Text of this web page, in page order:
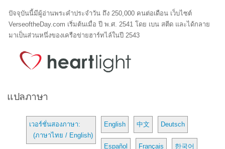
ปัจจุบันนี้มีผู้อ่านพระคำประจำวัน ถึง 250,000 คนต่อเดือน เว็บไซต์
VerseoftheDay.com เริ่มต้นเมื่อ ปี พ.ศ. 2541 โดย เบน สตีด และได้กลาย
มาเป็นส่วนหนึ่งของเครือข่ายฮาร์ทไล์ในปี 2543
แปลภาษา
เวอร์ชั่นสองภาษา:
(ภาษาไทย / English)
English 中文 Deutsch
Español Français 한국어